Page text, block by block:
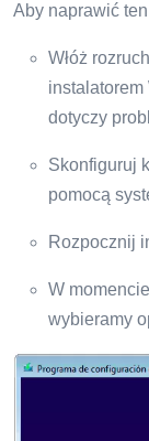
Aby naprawić
Włóż
dotyczy
Skonfiguruj
pomocą
Rozpocznij
W
wybieramy